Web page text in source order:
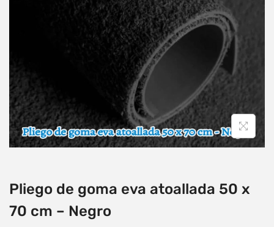
Pliego de goma eva atoallada 50 x
70 cm – Negro